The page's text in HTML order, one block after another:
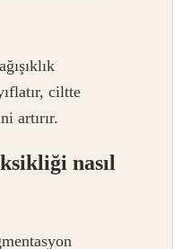
ciltte
artırır.
nasıl